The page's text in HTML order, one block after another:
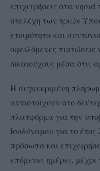
επιχειρήσεις στα
στελέχη των τριών
ετοιμότητα και
οφειλόμενες
δικαιούχους μέσα στις
Η συγκεκριμένη
αντιστοιχούν στο
πλατφόρμα για την
Ισοδύναμου για το
πρόσωπα και
επόμενες ημέρες, μέχρι